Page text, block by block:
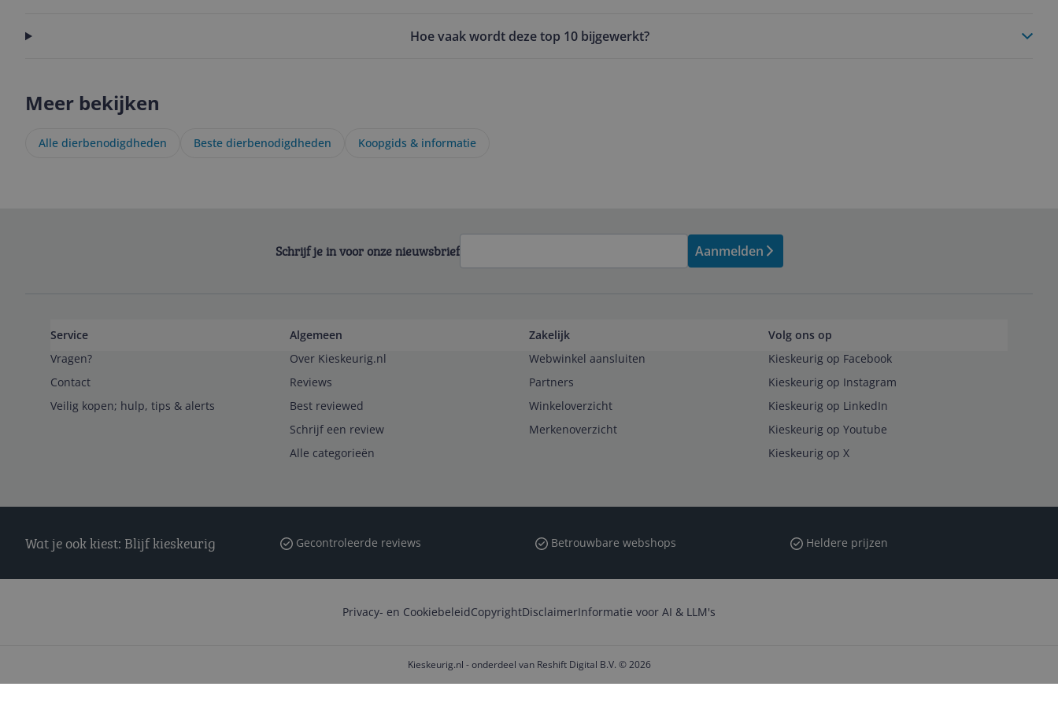
Hoe vaak wordt deze top 10 bijgewerkt?
Meer bekijken
Alle dierbenodigdheden Beste dierbenodigdheden Koopgids & informatie
Schrijf je in voor onze nieuwsbrief Aanmelden
Service
Vragen?
Contact
Veilig kopen; hulp, tips & alerts
Algemeen
Over Kieskeurig.nl
Reviews
Best reviewed
Schrijf een review
Alle categorieën
Zakelijk
Webwinkel aansluiten
Partners
Winkeloverzicht
Merkenoverzicht
Volg ons op
Kieskeurig op Facebook
Kieskeurig op Instagram
Kieskeurig op LinkedIn
Kieskeurig op Youtube
Kieskeurig op X
Wat je ook kiest: Blijf kieskeurig Gecontroleerde reviews Betrouwbare webshops Heldere prijzen
Privacy- en CookiebeleidCopyrightDisclaimerInformatie voor AI & LLM's
Kieskeurig.nl - onderdeel van Reshift Digital B.V. © 2026